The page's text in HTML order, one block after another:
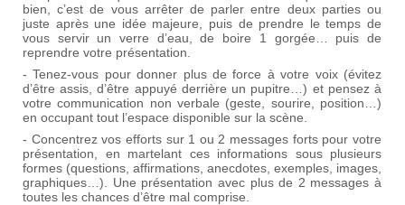
bien, c’est de vous arrêter de parler entre deux parties ou
juste après une idée majeure, puis de prendre le temps de
vous servir un verre d’eau, de boire 1 gorgée… puis de
reprendre votre présentation.
- Tenez-vous pour donner plus de force à votre voix (évitez
d’être assis, d’être appuyé derrière un pupitre…) et pensez à
votre communication non verbale (geste, sourire, position…)
en occupant tout l’espace disponible sur la scène.
- Concentrez vos efforts sur 1 ou 2 messages forts pour votre
présentation, en martelant ces informations sous plusieurs
formes (questions, affirmations, anecdotes, exemples, images,
graphiques…). Une présentation avec plus de 2 messages à
toutes les chances d’être mal comprise.